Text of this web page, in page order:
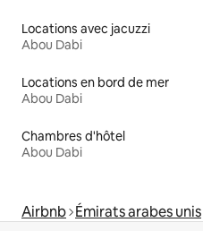
Locations avec jacuzzi
Abou Dabi
Locations en bord de mer
Abou Dabi
Chambres d'hôtel
Abou Dabi
Airbnb Émirats arabes unis